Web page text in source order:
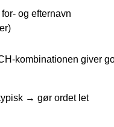
og efternavn
kombinationen giver
→ gør ordet let